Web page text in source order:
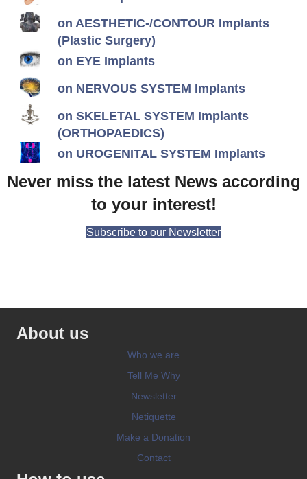
on AESTHETIC-/CONTOUR Implants
(Plastic Surgery)
on EYE Implants
on NERVOUS SYSTEM Implants
on SKELETAL SYSTEM Implants
(ORTHOPAEDICS)
on UROGENITAL SYSTEM Implants
Never miss the latest News according
to your interest!
Subscribe to our Newsletter
About us
Who we are
Tell Me Why
Newsletter
Netiquette
Make a Donation
Contact